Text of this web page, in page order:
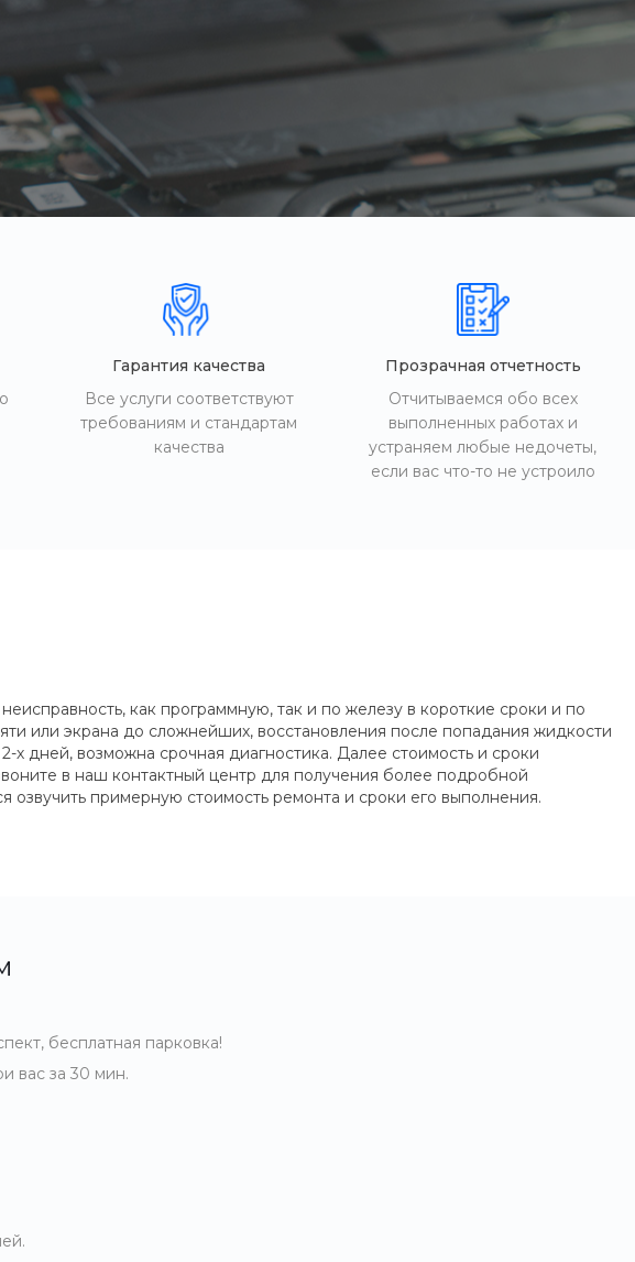
Гарантия качества
Все услуги соответствуют
требованиям и стандартам
качества
Прозрачная отчетность
Отчитываемся обо всех
выполненных работах и
устраняем любые недочеты,
если вас что-то не устроило
как программную, так и по железу в короткие сроки и по
или экрана до сложнейших, восстановления после попадания жидкости
дней, возможна срочная диагностика. Далее стоимость и сроки
в наш контактный центр для получения более подробной
примерную стоимость ремонта и сроки его выполнения.
бесплатная парковка!
вас за 30 мин.